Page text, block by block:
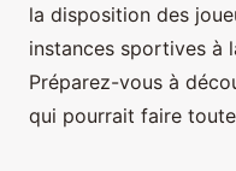
la disposition des
instances sportives à
Préparez-vous à
qui pourrait faire